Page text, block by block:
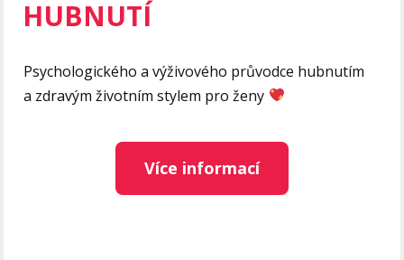
HUBNUTÍ
Psychologického a výživového průvodce hubnutím
a zdravým životním stylem pro ženy
Více informací